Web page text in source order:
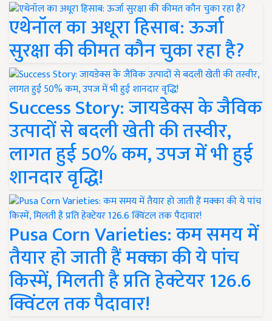
एथेनॉल का अधूरा हिसाब: ऊर्जा
सुरक्षा की कीमत कौन चुका रहा है?
Success Story: जायडेक्स के जैविक
उत्पादों से बदली खेती की तस्वीर,
लागत हुई 50% कम, उपज में भी हुई
शानदार वृद्धि!
Pusa Corn Varieties: कम समय में
तैयार हो जाती हैं मक्का की ये पांच
किस्में, मिलती है प्रति हेक्टेयर 126.6
क्विंटल तक पैदावार!